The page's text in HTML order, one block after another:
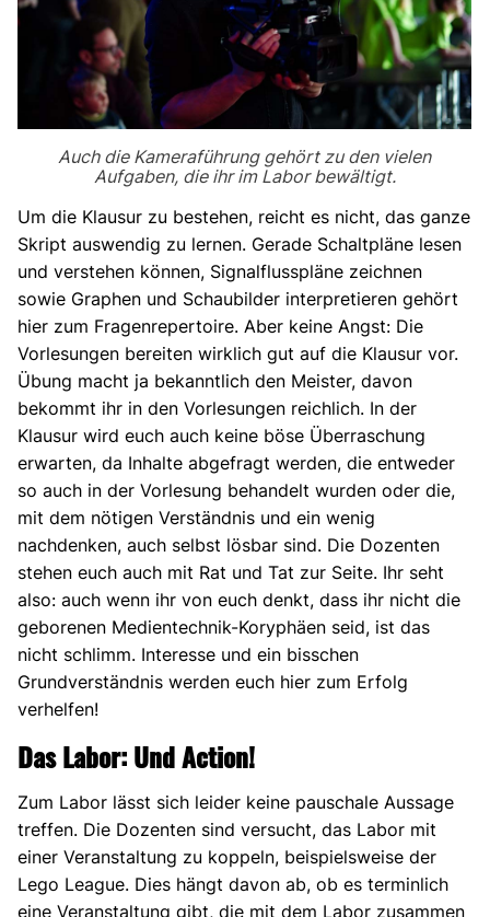
Auch die Kameraführung gehört zu den vielen
Aufgaben, die ihr im Labor bewältigt.
Um die Klausur zu bestehen, reicht es nicht, das ganze
Skript auswendig zu lernen. Gerade Schaltpläne lesen
und verstehen können, Signalflusspläne zeichnen
sowie Graphen und Schaubilder interpretieren gehört
hier zum Fragenrepertoire. Aber keine Angst: Die
Vorlesungen bereiten wirklich gut auf die Klausur vor.
Übung macht ja bekanntlich den Meister, davon
bekommt ihr in den Vorlesungen reichlich. In der
Klausur wird euch auch keine böse Überraschung
erwarten, da Inhalte abgefragt werden, die entweder
so auch in der Vorlesung behandelt wurden oder die,
mit dem nötigen Verständnis und ein wenig
nachdenken, auch selbst lösbar sind. Die Dozenten
stehen euch auch mit Rat und Tat zur Seite. Ihr seht
also: auch wenn ihr von euch denkt, dass ihr nicht die
geborenen Medientechnik-Koryphäen seid, ist das
nicht schlimm. Interesse und ein bisschen
Grundverständnis werden euch hier zum Erfolg
verhelfen!
Das Labor: Und Action!
Zum Labor lässt sich leider keine pauschale Aussage
treffen. Die Dozenten sind versucht, das Labor mit
einer Veranstaltung zu koppeln, beispielsweise der
Lego League. Dies hängt davon ab, ob es terminlich
eine Veranstaltung gibt, die mit dem Labor zusammen